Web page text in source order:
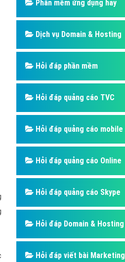
Quảng cáo Cốc Cốc hiệu quả
Quảng cáo Zalo chuyên nghiệp
Định nghĩa
Phần mềm ứng dụng hay
Dịch vụ Domain & Hosting
Hỏi đáp phần mềm
Hỏi đáp quảng cáo TVC
Hỏi đáp quảng cáo mobile
Hỏi đáp quảng cáo Online
Hỏi đáp quảng cáo Skype
Hỏi đáp Domain & Hosting
Hỏi đáp viết bài Marketing